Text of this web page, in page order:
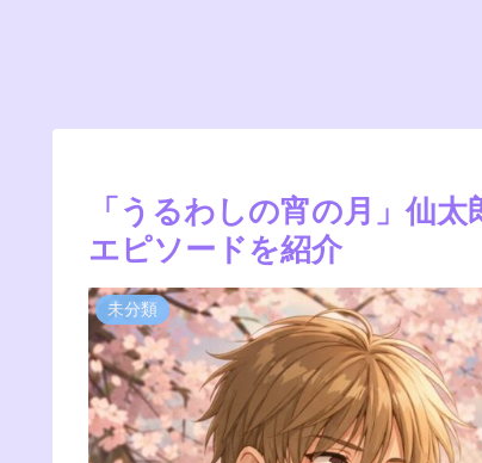
「うるわしの宵の月」仙
エピソードを紹介
未分類